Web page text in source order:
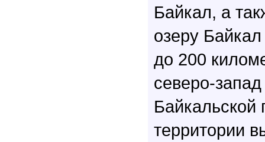
Байкал, а
озеру
до 200
северо-
Байкальской
территории